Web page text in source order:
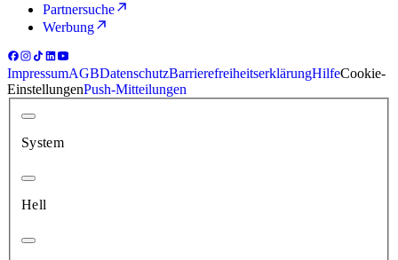
Partnersuche
Werbung
ImpressumAGBDatenschutzBarrierefreiheitserklärungHilfeCookie-
EinstellungenPush-Mitteilungen
System
Hell